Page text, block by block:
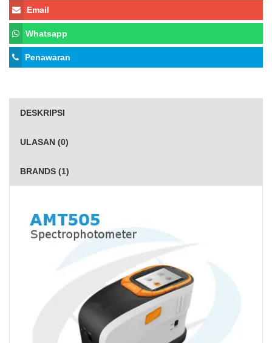
Email
Whatsapp
Penawaran
DESKRIPSI
ULASAN (0)
BRANDS (1)